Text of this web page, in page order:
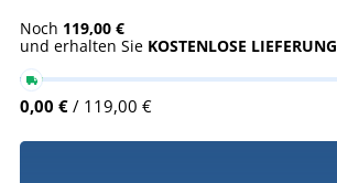
Noch 119,00 €
und erhalten Sie KOSTENLOSE LIEFERUNG
0,00 € / 119,00 €